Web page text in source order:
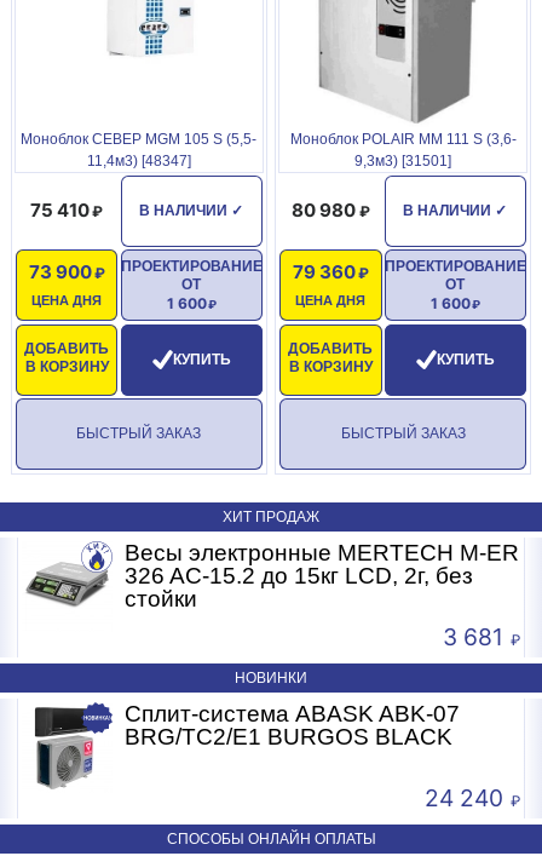
Моноблок СЕВЕР MGM 105 S (5,5-
11,4м3) [48347]
В НАЛИЧИИ ✓
75 410
ЦЕНА ДНЯ
73 900
ДОБАВИТЬ
В КОРЗИНУ
ПРОЕКТИРОВАНИЕ
ОТ
1 600
КУПИТЬ
БЫСТРЫЙ ЗАКАЗ
Моноблок POLAIR MM 111 S (3,6-
9,3м3) [31501]
В НАЛИЧИИ ✓
80 980
ЦЕНА ДНЯ
79 360
ДОБАВИТЬ
В КОРЗИНУ
ПРОЕКТИРОВАНИЕ
ОТ
1 600
КУПИТЬ
БЫСТРЫЙ ЗАКАЗ
ХИТ ПРОДАЖ
Весы электронные MERTECH M-ER
326 AC-15.2 до 15кг LCD, 2г, без
стойки
3 681
НОВИНКИ
Сплит-система ABASK ABK-07
BRG/TC2/E1 BURGOS BLACK
24 240
СПОСОБЫ ОНЛАЙН ОПЛАТЫ